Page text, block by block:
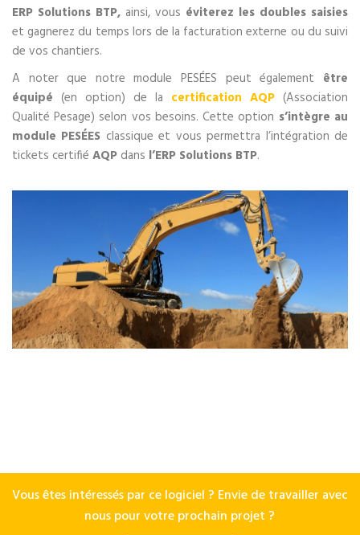
ERP Solutions BTP, ainsi, vous éviterez les doubles saisies
et gagnerez du temps lors de la facturation externe ou du suivi
de vos chantiers.
A noter que notre module PESÉES peut également être
équipé (en option) de la certification AQP (Association
Qualité Pesage) selon vos besoins. Cette option s’intègre au
module PESÉES classique et vous permettra l’intégration de
tickets certifié AQP dans l’ERP Solutions BTP.
Vous êtes intéressés par ce logiciel ? Envie de travailler avec
nous pour votre prochain projet ?